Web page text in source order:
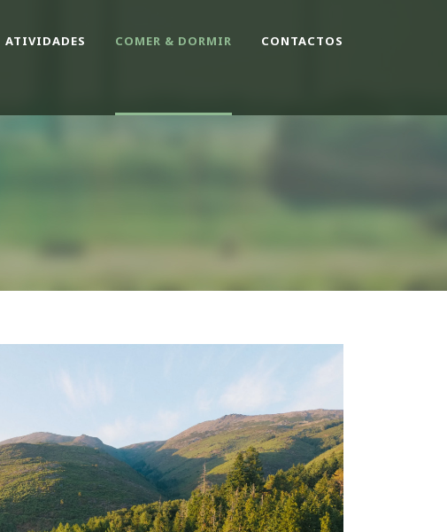
ATIVIDADES COMER & DORMIR CONTACTOS